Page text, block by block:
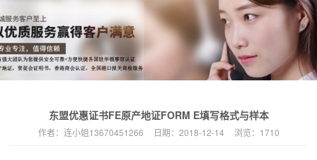
东盟优惠证书FE原产地证FORM E填写格式与样本
作者： 连小姐13670451266 日期： 2018-12-14 浏览： 1710